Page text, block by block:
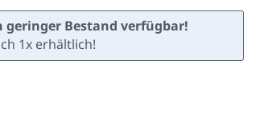
Bestand verfügbar!
1x erhältlich!